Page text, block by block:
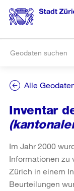
Alle
Inventar
Im Jahr 2000
Informationen zu
Zürich in einem
Beurteilungen